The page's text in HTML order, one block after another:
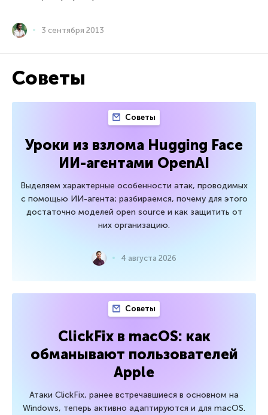
3 сентября 2013
Советы
Советы
Уроки из взлома Hugging Face
ИИ-агентами OpenAI
Выделяем характерные особенности атак, проводимых
с помощью ИИ-агента; разбираемся, почему для этого
достаточно моделей open source и как защитить от
них организацию.
4 августа 2026
Советы
ClickFix в macOS: как
обманывают пользователей
Apple
Атаки ClickFix, ранее встречавшиеся в основном на
Windows, теперь активно адаптируются и для macOS.